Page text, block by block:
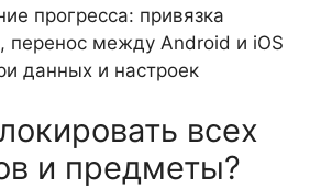
прогресса: привязка
перенос между Android и iOS
данных и настроек
всех
и предметы?